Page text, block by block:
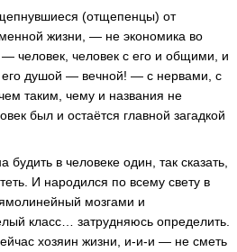
(отщепенцы) от
жизни, — не экономика во
— человек, человек с его и общими, и
душой — вечной! — с нервами, с
таким, чему и названия не
был и остаётся главной загадкой
в человеке один, так сказать,
И народился по всему свету в
мозгами и
класс… затрудняюсь определить.
хозяин жизни, и-и-и — не сметь